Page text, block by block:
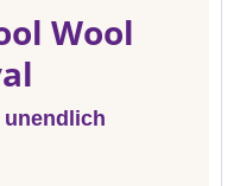
Wool
unendlich